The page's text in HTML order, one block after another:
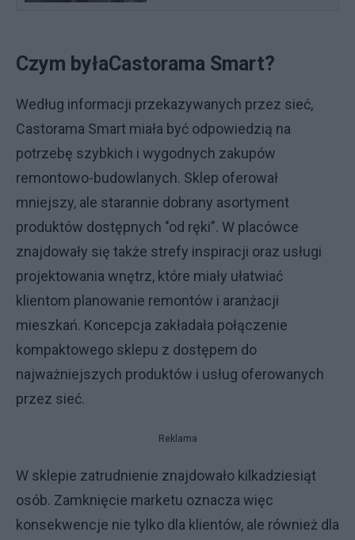
Czym byłaCastorama Smart?
Według informacji przekazywanych przez sieć,
Castorama Smart miała być odpowiedzią na
potrzebę szybkich i wygodnych zakupów
remontowo-budowlanych. Sklep oferował
mniejszy, ale starannie dobrany asortyment
produktów dostępnych "od ręki”. W placówce
znajdowały się także strefy inspiracji oraz usługi
projektowania wnętrz, które miały ułatwiać
klientom planowanie remontów i aranżacji
mieszkań. Koncepcja zakładała połączenie
kompaktowego sklepu z dostępem do
najważniejszych produktów i usług oferowanych
przez sieć.
Reklama
W sklepie zatrudnienie znajdowało kilkadziesiąt
osób. Zamknięcie marketu oznacza więc
konsekwencje nie tylko dla klientów, ale również dla